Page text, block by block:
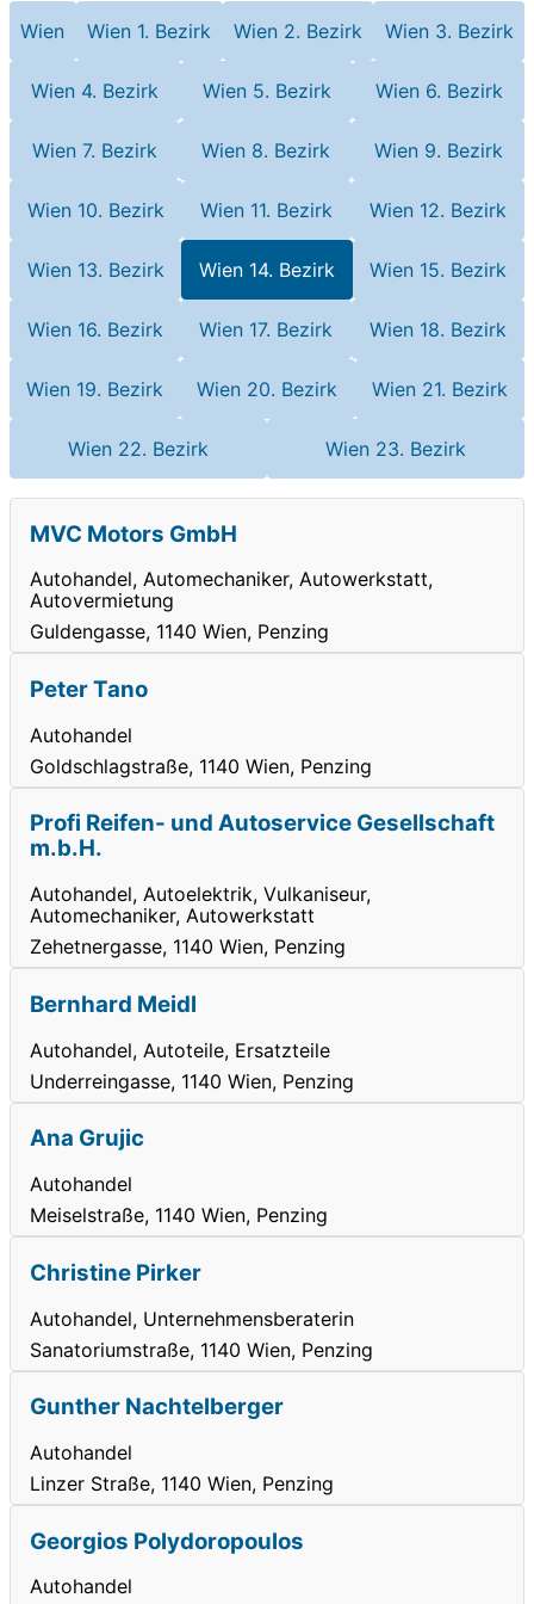
Wien Wien 1. Bezirk Wien 2. Bezirk Wien 3. Bezirk
Wien 4. Bezirk Wien 5. Bezirk Wien 6. Bezirk
Wien 7. Bezirk Wien 8. Bezirk Wien 9. Bezirk
Wien 10. Bezirk Wien 11. Bezirk Wien 12. Bezirk
Wien 13. Bezirk Wien 14. Bezirk Wien 15. Bezirk
Wien 16. Bezirk Wien 17. Bezirk Wien 18. Bezirk
Wien 19. Bezirk Wien 20. Bezirk Wien 21. Bezirk
Wien 22. Bezirk Wien 23. Bezirk
MVC Motors GmbH
Autohandel, Automechaniker, Autowerkstatt,
Autovermietung
Guldengasse, 1140 Wien, Penzing
Peter Tano
Autohandel
Goldschlagstraße, 1140 Wien, Penzing
Profi Reifen- und Autoservice Gesellschaft
m.b.H.
Autohandel, Autoelektrik, Vulkaniseur,
Automechaniker, Autowerkstatt
Zehetnergasse, 1140 Wien, Penzing
Bernhard Meidl
Autohandel, Autoteile, Ersatzteile
Underreingasse, 1140 Wien, Penzing
Ana Grujic
Autohandel
Meiselstraße, 1140 Wien, Penzing
Christine Pirker
Autohandel, Unternehmensberaterin
Sanatoriumstraße, 1140 Wien, Penzing
Gunther Nachtelberger
Autohandel
Linzer Straße, 1140 Wien, Penzing
Georgios Polydoropoulos
Autohandel